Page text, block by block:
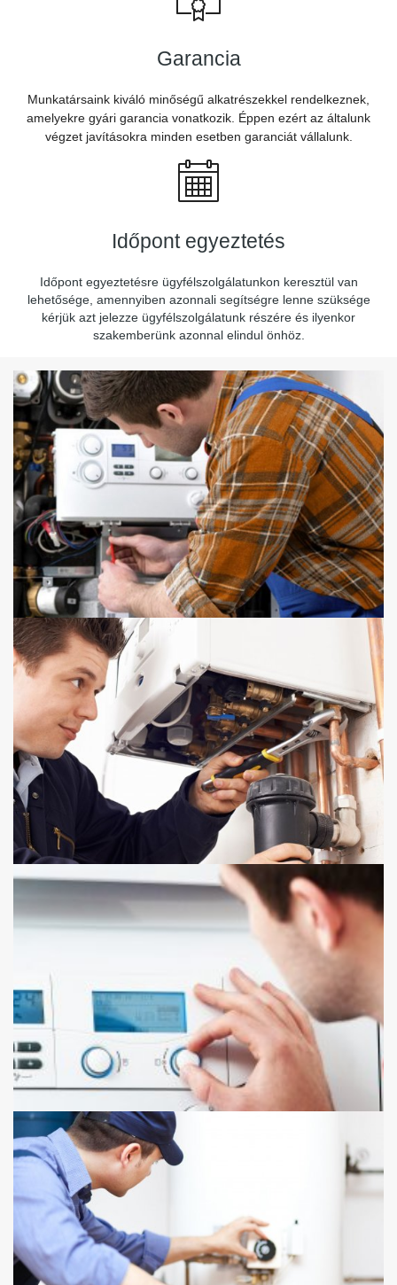
Garancia
Munkatársaink kiváló minőségű alkatrészekkel rendelkeznek,
amelyekre gyári garancia vonatkozik. Éppen ezért az általunk
végzet javításokra minden esetben garanciát vállalunk.
Időpont egyeztetés
Időpont egyeztetésre ügyfélszolgálatunkon keresztül van
lehetősége, amennyiben azonnali segítségre lenne szüksége
kérjük azt jelezze ügyfélszolgálatunk részére és ilyenkor
szakemberünk azonnal elindul önhöz.